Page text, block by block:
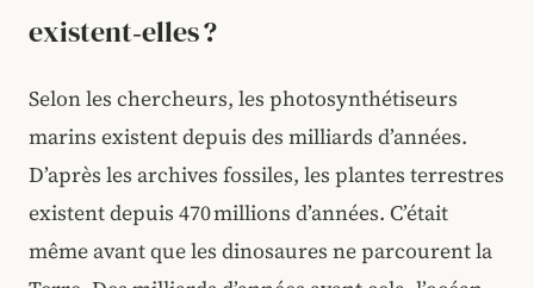
existent‑elles ?
Selon les chercheurs, les photosynthétiseurs
marins existent depuis des milliards d’années.
D’après les archives fossiles, les plantes terrestres
existent depuis 470 millions d’années. C’était
même avant que les dinosaures ne parcourent la